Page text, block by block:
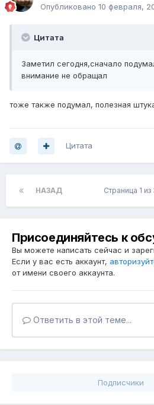
Опубликовано 10 февраля,
Цитата
Заметил сегодня,сначало
внимание не обращал
тоже также подумал, полезная
Цитата
НАЗАД Страница 1 из
Присоединяйтесь к
Вы можете написать сейчас и
Если у вас есть аккаунт,
от имени своего аккаунта.
Ответить в этой теме...
Подписчики